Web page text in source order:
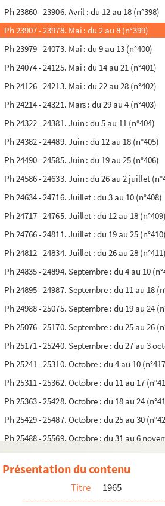
Ph 23860 - 23906. Avril : du 12 au 18 (n°398)
Ph 23907 - 23978. Mai : du 2 au 8 (n°399)
Ph 23979 - 24073. Mai : du 9 au 13 (n°400)
Ph 24074 - 24125. Mai : du 14 au 21 (n°401)
Ph 24126 - 24213. Mai : du 22 au 28 (n°402)
Ph 24214 - 24321. Mars : du 29 au 4 (n°403)
Ph 24322 - 24381. Juin : du 5 au 11 (n°404)
Ph 24382 - 24489. Juin : du 12 au 18 (n°405)
Ph 24490 - 24585. Juin : du 19 au 25 (n°406)
Ph 24586 - 24633. Juin : du 26 au 2 juillet
Ph 24634 - 24716. Juillet : du 3 au 10 (n°408)
Ph 24717 - 24765. Juillet : du 12 au 18
Ph 24766 - 24811. Juillet : du 19 au 25
Ph 24812 - 24834. Juillet : du 26 au 28
Ph 24835 - 24894. Septembre : du 4 au 10
Ph 24895 - 24987. Septembre : du 11 au 18
Ph 24988 - 25075. Septembre : du 19 au 24
Ph 25076 - 25170. Septembre : du 25 au 26
Ph 25171 - 25240. Septembre : du 27 au 3
Ph 25241 - 25310. Octobre : du 4 au 10
Ph 25311 - 25362. Octobre : du 11 au 17
Ph 25363 - 25428. Octobre : du 18 au 24
Ph 25429 - 25487. Octobre : du 25 au 30
Ph 25488 - 25569. Octobre : du 31 au 6
Ph 25570 - 25622. Novembre : du 7 au 12
Ph 25623 - 25663. Novembre : du 13 au 19
Ph 25664 - 25770. Novembre : du 20 au 26
Présentation du contenu
Titre 1965